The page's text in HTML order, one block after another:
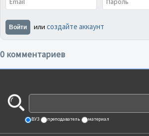
Войти или создайте аккаунт
0 комментариев
ВУЗ преподаватель материал